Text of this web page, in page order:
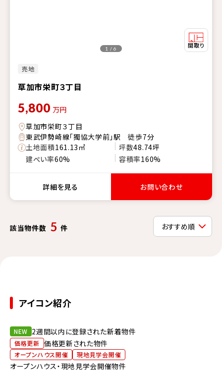
売地
草加市栄町３丁目
1 / 6
5,800 万円
草加市栄町３丁目
東武伊勢崎線「獨協大学前」駅 徒歩7分
土地面積161.13㎡ 坪数48.74坪
建ぺい率60% 容積率160%
詳細を見る お問い合わせ
該当物件数 5 件
アイコン紹介
NEW 2週間以内に登録された新着物件
価格更新 価格更新された物件
オープンハウス開催 現地見学会開催
オープンハウス・現地見学会開催物件